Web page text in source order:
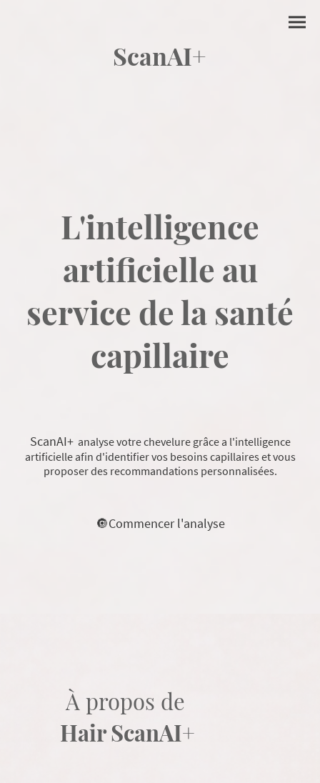
ScanAI+
L'intelligence
artificielle au
service de la santé
capillaire
ScanAI+analyse votre chevelure grâce a l'intelligence
artificielle afin d'identifier vos besoins capillaires et vous
proposer des recommandations personnalisées.
🔘Commencer l'analyse
À propos de
Hair ScanAI+